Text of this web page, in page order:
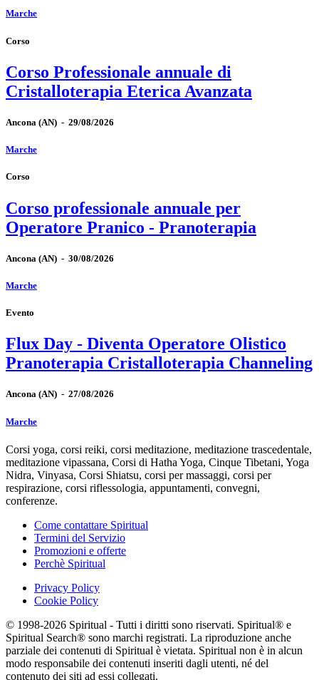
Marche
Corso
Corso Professionale annuale di
Cristalloterapia Eterica Avanzata
Ancona (AN) - 29/08/2026
Marche
Corso
Corso professionale annuale per
Operatore Pranico - Pranoterapia
Ancona (AN) - 30/08/2026
Marche
Evento
Flux Day - Diventa Operatore Olistico
Pranoterapia Cristalloterapia Channeling
Ancona (AN) - 27/08/2026
Marche
Corsi yoga, corsi reiki, corsi meditazione, meditazione trascedentale,
meditazione vipassana, Corsi di Hatha Yoga, Cinque Tibetani, Yoga
Nidra, Vinyasa, Corsi Shiatsu, corsi per massaggi, corsi per
respirazione, corsi riflessologia, appuntamenti, convegni,
conferenze.
Come contattare Spiritual
Termini del Servizio
Promozioni e offerte
Perchè Spiritual
Privacy Policy
Cookie Policy
© 1998-2026 Spiritual - Tutti i diritti sono riservati. Spiritual® e
Spiritual Search® sono marchi registrati. La riproduzione anche
parziale dei contenuti di Spiritual è vietata. Spiritual non è in alcun
modo responsabile dei contenuti inseriti dagli utenti, né del
contenuto dei siti ad essi collegati.